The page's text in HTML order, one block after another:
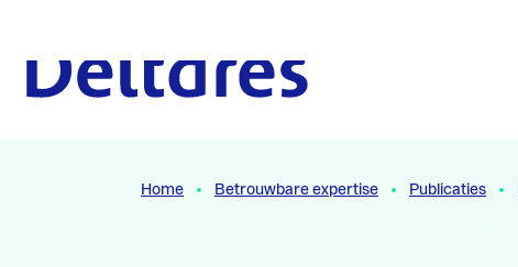
Home Betrouwbare expertise Publicaties